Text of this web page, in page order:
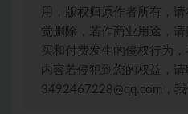
用，版权归原作者所有，
觉删除，若作商业用途，
买和付费发生的侵权行为
内容若侵犯到您的权益，请
3492467228@qq.com，我